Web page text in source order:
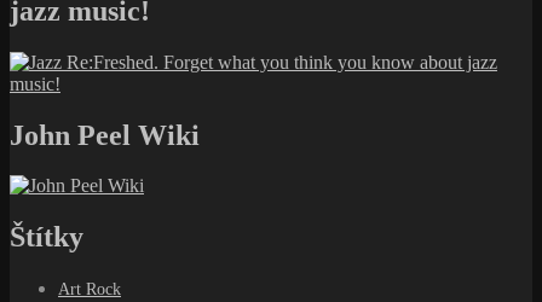
jazz music!
John Peel Wiki
Štítky
Art Rock